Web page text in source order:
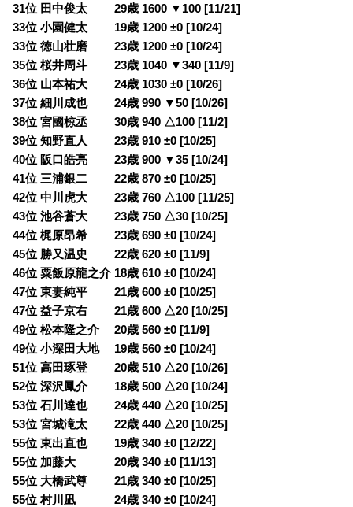
31位 田中俊太 29歳 1600 ▼100 [11/21]
33位 小園健太 19歳 1200 ±0 [10/24]
33位 徳山壮磨 23歳 1200 ±0 [10/24]
35位 桜井周斗 23歳 1040 ▼340 [11/9]
36位 山本祐大 24歳 1030 ±0 [10/26]
37位 細川成也 24歳 990 ▼50 [10/26]
38位 宮國椋丞 30歳 940 △100 [11/2]
39位 知野直人 23歳 910 ±0 [10/25]
40位 阪口皓亮 23歳 900 ▼35 [10/24]
41位 三浦銀二 22歳 870 ±0 [10/25]
42位 中川虎大 23歳 760 △100 [11/25]
43位 池谷蒼大 23歳 750 △30 [10/25]
44位 梶原昂希 23歳 690 ±0 [10/24]
45位 勝又温史 22歳 620 ±0 [11/9]
46位 粟飯原龍之介 18歳 610 ±0 [10/24]
47位 東妻純平 21歳 600 ±0 [10/25]
47位 益子京右 21歳 600 △20 [10/25]
49位 松本隆之介 20歳 560 ±0 [11/9]
49位 小深田大地 19歳 560 ±0 [10/24]
51位 高田琢登 20歳 510 △20 [10/26]
52位 深沢鳳介 18歳 500 △20 [10/24]
53位 石川達也 24歳 440 △20 [10/25]
53位 宮城滝太 22歳 440 △20 [10/25]
55位 東出直也 19歳 340 ±0 [12/22]
55位 加藤大 20歳 340 ±0 [11/13]
55位 大橋武尊 21歳 340 ±0 [10/25]
55位 村川凪 24歳 340 ±0 [10/24]